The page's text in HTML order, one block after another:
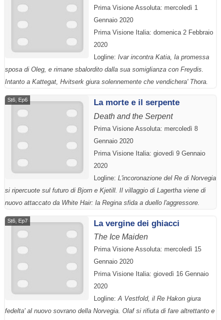
Prima Visione Assoluta: mercoledì 1
Gennaio 2020
Prima Visione Italia: domenica 2 Febbraio
2020
Logline: Ivar incontra Katia, la promessa
sposa di Oleg, e rimane sbalordito dalla sua somiglianza con Freydis.
Intanto a Kattegat, Hvitserk giura solennemente che vendichera' Thora.
St6, Ep6 La morte e il serpente
Death and the Serpent
Prima Visione Assoluta: mercoledì 8
Gennaio 2020
Prima Visione Italia: giovedì 9 Gennaio
2020
Logline: L'incoronazione del Re di Norvegia
si ripercuote sul futuro di Bjorn e Kjetill. Il villaggio di Lagertha viene di
nuovo attaccato da White Hair: la Regina sfida a duello l'aggressore.
St6, Ep7 La vergine dei ghiacci
The Ice Maiden
Prima Visione Assoluta: mercoledì 15
Gennaio 2020
Prima Visione Italia: giovedì 16 Gennaio
2020
Logline:A Vestfold, il Re Hakon giura
fedelta' al nuovo sovrano della Norvegia. Olaf si rifiuta di fare altrettanto e